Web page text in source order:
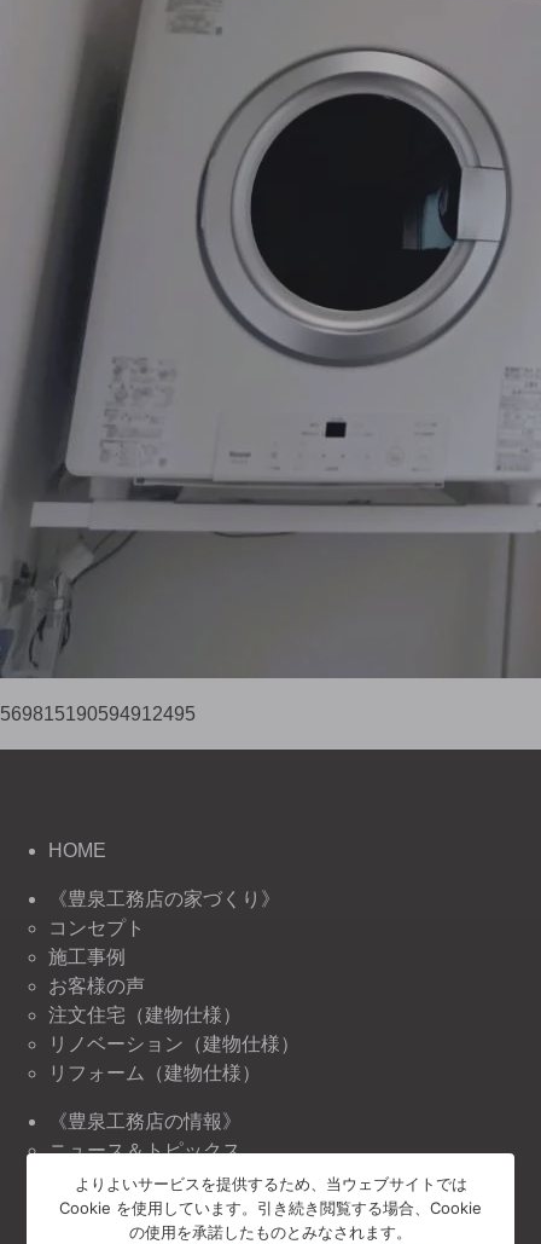
569815190594912495
HOME
《豊泉工務店の家づくり》
コンセプト
施工事例
お客様の声
注文住宅（建物仕様）
リノベーション（建物仕様）
リフォーム（建物仕様）
《豊泉工務店の情報》
ニュース＆トピックス
イベント情報
《豊泉工務店について》
よりよいサービスを提供するため、当ウェブサイトでは
Cookie を使用しています。引き続き閲覧する場合、Cookie
の使用を承諾したものとみなされます。